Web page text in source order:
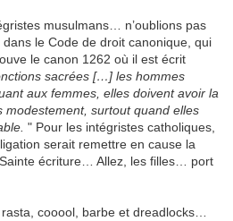
musulmans… n’oublions pas
le Code de droit canonique, qui
le canon 1262 où il est écrit
sacrées […] les hommes
aux femmes, elles doivent avoir la
modestement, surtout quand elles
" Pour les intégristes catholiques,
serait remettre en cause la
écriture… Allez, les filles… port
cooool, barbe et dreadlocks…